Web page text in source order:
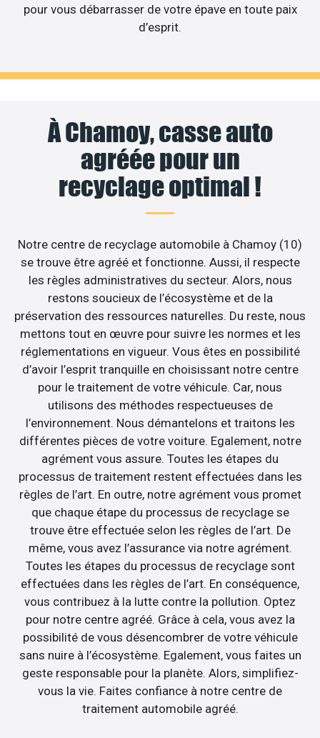
pour vous débarrasser de votre épave en toute paix
d’esprit.
À Chamoy, casse auto
agréée pour un
recyclage optimal !
Notre centre de recyclage automobile à Chamoy (10)
se trouve être agréé et fonctionne. Aussi, il respecte
les règles administratives du secteur. Alors, nous
restons soucieux de l’écosystème et de la
préservation des ressources naturelles. Du reste, nous
mettons tout en œuvre pour suivre les normes et les
réglementations en vigueur. Vous êtes en possibilité
d’avoir l’esprit tranquille en choisissant notre centre
pour le traitement de votre véhicule. Car, nous
utilisons des méthodes respectueuses de
l’environnement. Nous démantelons et traitons les
différentes pièces de votre voiture. Egalement, notre
agrément vous assure. Toutes les étapes du
processus de traitement restent effectuées dans les
règles de l’art. En outre, notre agrément vous promet
que chaque étape du processus de recyclage se
trouve être effectuée selon les règles de l’art. De
même, vous avez l’assurance via notre agrément.
Toutes les étapes du processus de recyclage sont
effectuées dans les règles de l’art. En conséquence,
vous contribuez à la lutte contre la pollution. Optez
pour notre centre agréé. Grâce à cela, vous avez la
possibilité de vous désencombrer de votre véhicule
sans nuire à l’écosystème. Egalement, vous faites un
geste responsable pour la planète. Alors, simplifiez-
vous la vie. Faites confiance à notre centre de
traitement automobile agréé.